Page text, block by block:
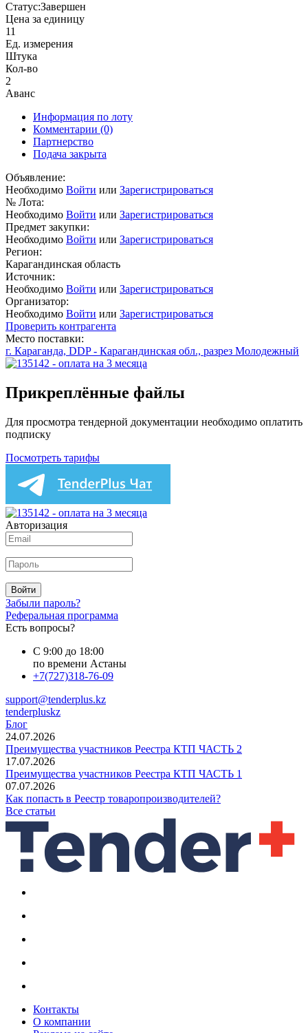
Статус:Завершен
Цена за единицу
11
Ед. измерения
Штука
Кол-во
2
Аванс
Информация по лоту
Комментарии (0)
Партнерство
Подача закрыта
Объявление:
Необходимо Войти или Зарегистрироваться
№ Лота:
Необходимо Войти или Зарегистрироваться
Предмет закупки:
Необходимо Войти или Зарегистрироваться
Регион:
Карагандинская область
Источник:
Необходимо Войти или Зарегистрироваться
Организатор:
Необходимо Войти или Зарегистрироваться
Проверить контрагента
Место поставки:
г. Караганда, DDP - Карагандинская обл., разрез Молодежный
Прикреплённые файлы
Для просмотра тендерной документации необходимо оплатить
подписку
Посмотреть тарифы
Авторизация
Войти
Забыли пароль?
Реферальная программа
Есть вопросы?
С 9:00 до 18:00
по времени Астаны
+7(727)318-76-09
support@tenderplus.kz
tenderpluskz
Блог
24.07.2026
Преимущества участников Реестра КТП ЧАСТЬ 2
17.07.2026
Преимущества участников Реестра КТП ЧАСТЬ 1
07.07.2026
Как попасть в Реестр товаропроизводителей?
Все статьи
Контакты
О компании